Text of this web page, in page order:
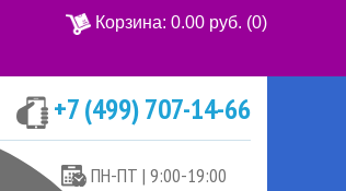
Корзина: 0.00 руб. (0)
+7 (499) 707-14-66
ПН-ПТ | 9:00-19:00